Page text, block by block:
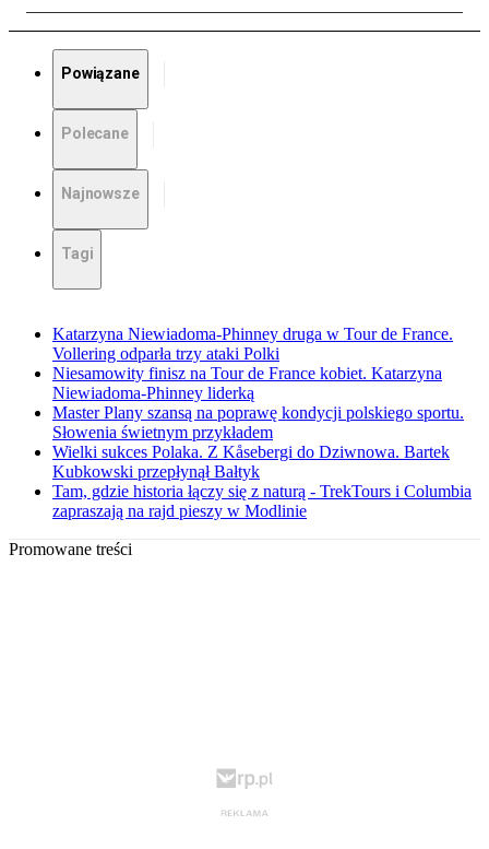
Powiązane
Polecane
Najnowsze
Tagi
Katarzyna Niewiadoma-Phinney druga w Tour de France.
Vollering odparła trzy ataki Polki
Niesamowity finisz na Tour de France kobiet. Katarzyna
Niewiadoma-Phinney liderką
Master Plany szansą na poprawę kondycji polskiego sportu.
Słowenia świetnym przykładem
Wielki sukces Polaka. Z Kåsebergi do Dziwnowa. Bartek
Kubkowski przepłynął Bałtyk
Tam, gdzie historia łączy się z naturą - TrekTours i Columbia
zapraszają na rajd pieszy w Modlinie
Promowane treści